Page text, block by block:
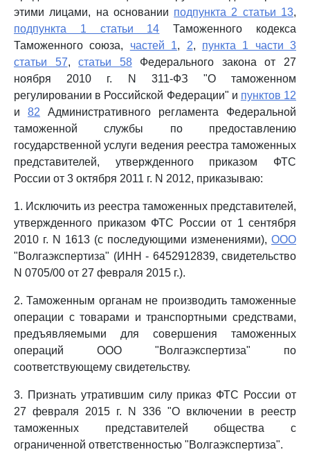
этими лицами, на основании подпункта 2 статьи 13,
подпункта 1 статьи 14 Таможенного кодекса
Таможенного союза, частей 1, 2, пункта 1 части 3
статьи 57,статьи 58Федерального закона от 27
ноября 2010 г. N 311-ФЗ "О таможенном
регулировании в Российской Федерации" и пунктов 12
и 82 Административного регламента Федеральной
таможенной службы по предоставлению
государственной услуги ведения реестра таможенных
представителей, утвержденного приказом ФТС
России от 3 октября 2011 г. N 2012, приказываю:
1. Исключить из реестра таможенных представителей,
утвержденного приказом ФТС России от 1 сентября
2010 г. N 1613 (с последующими изменениями), ООО
"Волгаэкспертиза" (ИНН - 6452912839, свидетельство
N 0705/00 от 27 февраля 2015 г.).
2. Таможенным органам не производить таможенные
операции с товарами и транспортными средствами,
предъявляемыми для совершения таможенных
операций ООО "Волгаэкспертиза" по
соответствующему свидетельству.
3. Признать утратившим силу приказ ФТС России от
27 февраля 2015 г. N 336 "О включении в реестр
таможенных представителей общества с
ограниченной ответственностью "Волгаэкспертиза".